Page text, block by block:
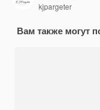
kjpargeter
Вам также могут